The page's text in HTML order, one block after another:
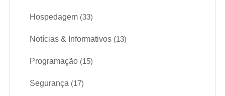
Hospedagem (33)
Notícias & Informativos (13)
Programação (15)
Segurança (17)